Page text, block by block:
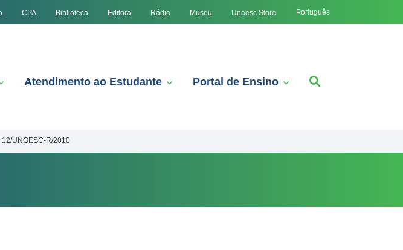
CPA Biblioteca Editora Rádio Museu Unoesc Store Português
Atendimento ao Estudante Portal de Ensino
12/UNOESC-R/2010